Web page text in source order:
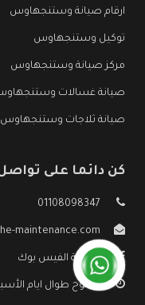
ارقام صيانة وستنجهاوس
توكيل وستنجهاوس
مركز صيانة وستنجهاوس
صيانة غسالات
صيانة ثلاجات وستنجهاوس
كن دائما على
01108098347
maintenance.com
صفحة الفيس بوك
مفتوح طوال ايام